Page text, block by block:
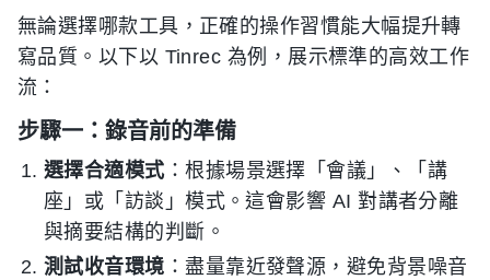
無論選擇哪款工具，正確的操作習慣能大幅提升轉
寫品質。以下以 Tinrec 為例，展示標準的高效工作
流：
步驟一：錄音前的準備
選擇合適模式：根據場景選擇「會議」、「講
座」或「訪談」模式。這會影響 AI 對講者分離
與摘要結構的判斷。
測試收音環境 ：盡量靠近發聲源，避免背景噪音